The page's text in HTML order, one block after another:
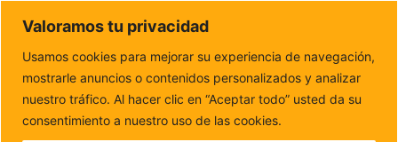
Valoramos tu privacidad
Usamos cookies para mejorar su experiencia de navegación,
mostrarle anuncios o contenidos personalizados y analizar
nuestro tráfico. Al hacer clic en “Aceptar todo” usted da su
consentimiento a nuestro uso de las cookies.
DUNAS FM
Tu informacion de forma cercana
Inicio FUERTEVENTURA
El Ayuntamiento de Pájara saca a
licitación la redacción del proyecto del...
EL AYUNTAMIENTO DE